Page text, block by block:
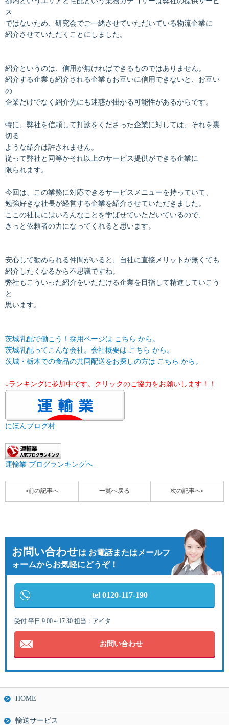
ス
ではないため、研究会でご一緒させていただいている物流企業に
紹介させていただくことにしました。
紹介というのは、信用が無ければできるものではありません。
紹介する企業も紹介される企業もお互いに信用できないと、お互い
の
企業だけでなく紹介先にも迷惑が掛かる可能性があるからです。
特に、弊社を信頼して打診をくださった企業に対しては、それを裏
切る
ような紹介は許されません。
従って弊社と同等かそれ以上のサービス提供ができる企業に
限られます。
今回は、この業務に対応できるサービスメニューを持っていて、
勉強好きな社長が経営する企業を紹介させていただきました。
ここの社長にはいろんなことを学ばせていただいているので、
きっと依頼者の力になってくれると思います。
安心して勧められる仲間がいると、自社に直接メリットが無くても
紹介したくなるから不思議ですね。
弊社もこういった紹介をいただける企業を目指して精進していこう
と
思います。
茨城乳配で働こう！採用ページは こちら から。
茨城乳配ってこんな会社。会社概要は こちら から。
茨城・栃木での食品の共同配送をお探しの方は こちら から。
↓ランキングに参加中です。クリックのご協力をお願いします！！
にほんブログ村
運輸業 ブログランキングへ
«前の記事へ 次の記事へ»
一覧へ戻る
お問い合わせは お電話またはメールフ
ォームからお気軽にどうぞ！
tel 0120-117-190
受付 平日 9:00～17:30 担当：アイタ
お問い合わせ
HOME
輸送サービス